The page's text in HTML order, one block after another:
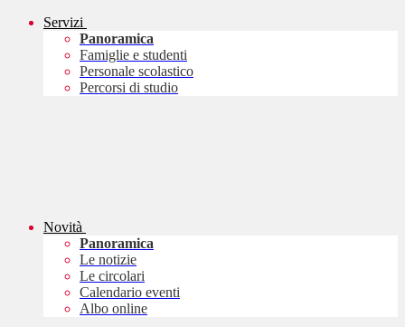
Servizi
Panoramica
Famiglie e studenti
Personale scolastico
Percorsi di studio
Novità
Panoramica
Le notizie
Le circolari
Calendario eventi
Albo online